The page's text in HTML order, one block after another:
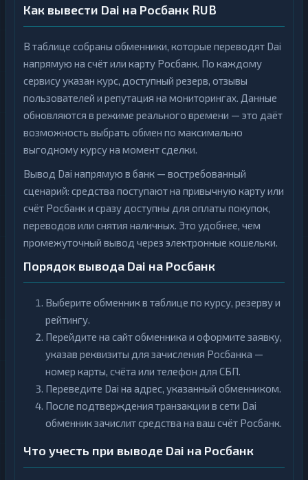
Как вывести Dai на Росбанк RUB
В таблице собраны обменники, которые переводят Dai
напрямую на счёт или карту Росбанк. По каждому
сервису указан курс, доступный резерв, отзывы
пользователей и репутация на мониторингах. Данные
обновляются в режиме реального времени — это даёт
возможность выбрать обмен по максимально
выгодному курсу на момент сделки.
Вывод Dai напрямую в банк — востребованный
сценарий: средства поступают на привычную карту или
счёт Росбанк и сразу доступны для оплаты покупок,
переводов или снятия наличных. Это удобнее, чем
промежуточный вывод через электронные кошельки.
Порядок вывода Dai на Росбанк
Выберите обменник в таблице по курсу, резерву и
рейтингу.
Перейдите на сайт обменника и оформите заявку,
указав реквизиты для зачисления Росбанка —
номер карты, счёта или телефон для СБП.
Переведите Dai на адрес, указанный обменником.
После подтверждения транзакции в сети Dai
обменник зачислит средства на ваш счёт Росбанк.
Что учесть при выводе Dai на Росбанк